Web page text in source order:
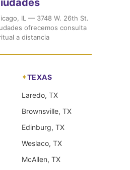
IL — 3748 W. 26th St.
ofrecemos consulta
a distancia
TEXAS
Laredo, TX
Brownsville, TX
Edinburg, TX
Weslaco, TX
McAllen, TX